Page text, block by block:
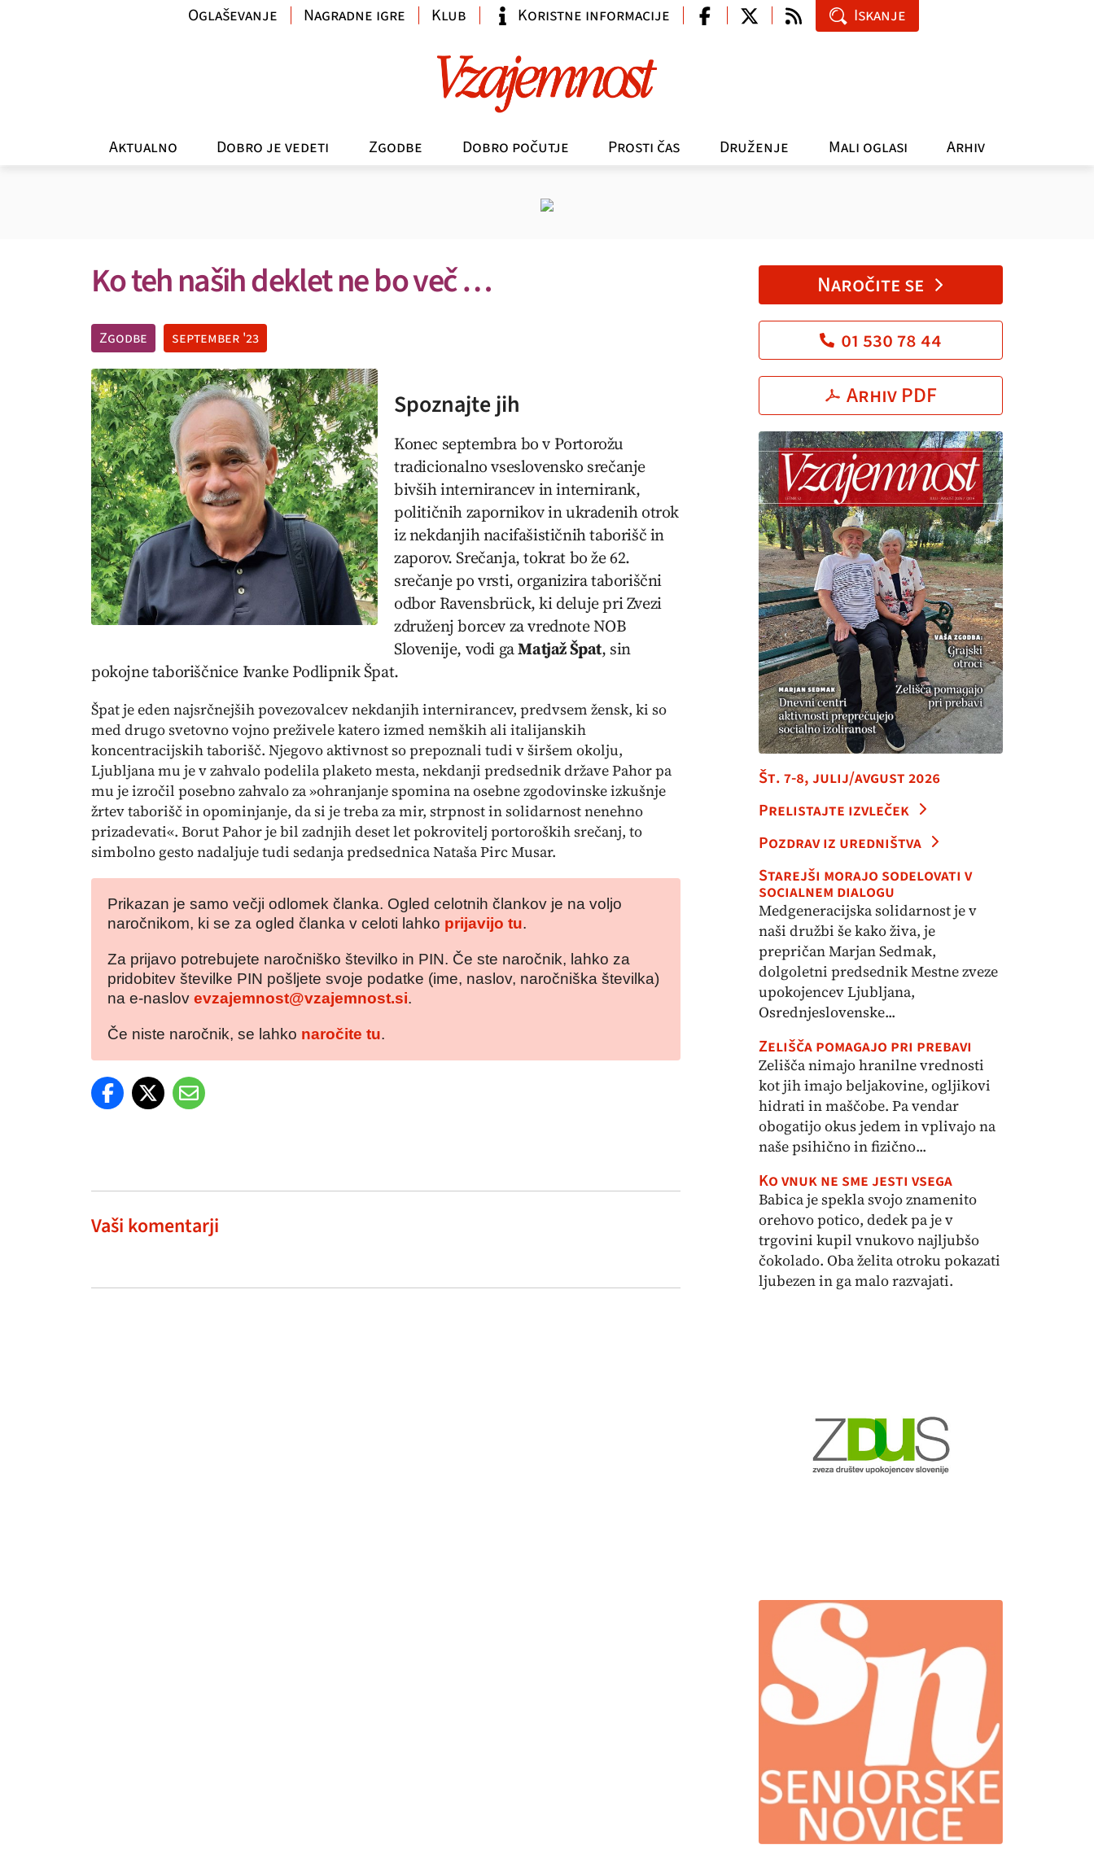
Aktualno Dobro je vedeti Zgodbe Dobro počutje Prosti čas Druženje Mali oglasi Arhiv
Oglaševanje Nagradne igre Klub Koristne informacije Iskanje
Ko teh naših deklet ne bo več …
Zgodbe september '23
Spoznajte jih
Konec septembra bo v Portorožu
tradicionalno vseslovensko srečanje
bivših internirancev in internirank,
političnih zapornikov in ukradenih otrok
iz nekdanjih nacifašističnih taborišč in
zaporov. Srečanja, tokrat bo že 62.
srečanje po vrsti, organizira taboriščni
odbor Ravensbrück, ki deluje pri Zvezi
združenj borcev za vrednote NOB
Slovenije, vodi gaMatjaž Špat, sin
pokojne taboriščnice Ivanke Podlipnik Špat.
Špat je eden najsrčnejših povezovalcev nekdanjih internirancev, predvsem žensk, ki so
med drugo svetovno vojno preživele katero izmed nemških ali italijanskih
koncentracijskih taborišč. Njegovo aktivnost so prepoznali tudi v širšem okolju,
Ljubljana mu je v zahvalo podelila plaketo mesta, nekdanji predsednik države Pahor pa
mu je izročil posebno zahvalo za »ohranjanje spomina na osebne zgodovinske izkušnje
žrtev taborišč in opominjanje, da si je treba za mir, strpnost in solidarnost nenehno
prizadevati«. Borut Pahor je bil zadnjih deset let pokrovitelj portoroških srečanj, to
simbolno gesto nadaljuje tudi sedanja predsednica Nataša Pirc Musar.
Prikazan je samo večji odlomek članka. Ogled celotnih člankov je na voljo
naročnikom, ki se za ogled članka v celoti lahko prijavijo tu.
Za prijavo potrebujete naročniško številko in PIN. Če ste naročnik, lahko za
pridobitev številke PIN pošljete svoje podatke (ime, naslov, naročniška številka)
na e-naslov evzajemnost@vzajemnost.si.
Če niste naročnik, se lahko naročite tu.
Vaši komentarji
Naročite se
01 530 78 44
Arhiv PDF
Št. 7-8, julij/avgust 2026
Prelistajte izvleček
Pozdrav iz uredništva
Starejši morajo sodelovati v
socialnem dialogu
Medgeneracijska solidarnost je v
naši družbi še kako živa, je
prepričan Marjan Sedmak,
dolgoletni predsednik Mestne zveze
upokojencev Ljubljana,
Osrednjeslovenske...
Zelišča pomagajo pri prebavi
Zelišča nimajo hranilne vrednosti
kot jih imajo beljakovine, ogljikovi
hidrati in maščobe. Pa vendar
obogatijo okus jedem in vplivajo na
naše psihično in fizično...
Ko vnuk ne sme jesti vsega
Babica je spekla svojo znamenito
orehovo potico, dedek pa je v
trgovini kupil vnukovo najljubšo
čokolado. Oba želita otroku pokazati
ljubezen in ga malo razvajati.